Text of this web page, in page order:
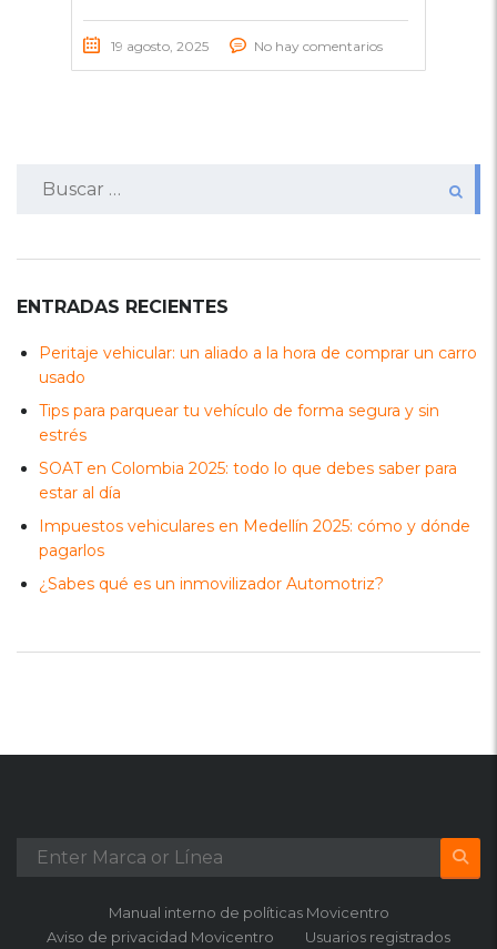
19 agosto, 2025 No hay comentarios
ENTRADAS RECIENTES
Peritaje vehicular: un aliado a la hora de comprar un carro
usado
Tips para parquear tu vehículo de forma segura y sin
estrés
SOAT en Colombia 2025: todo lo que debes saber para
estar al día
Impuestos vehiculares en Medellín 2025: cómo y dónde
pagarlos
¿Sabes qué es un inmovilizador Automotriz?
Manual interno de políticas Movicentro
Aviso de privacidad Movicentro
Usuarios registrados